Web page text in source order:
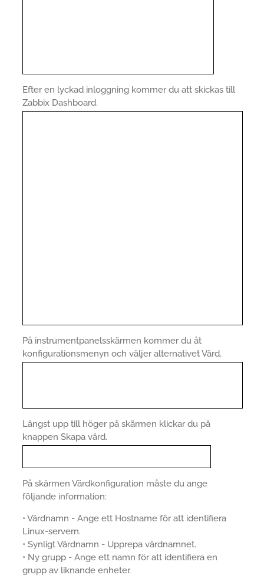
Efter en lyckad inloggning kommer du att skickas till
Zabbix Dashboard.
På instrumentpanelsskärmen kommer du åt
konfigurationsmenyn och väljer alternativet Värd.
Längst upp till höger på skärmen klickar du på
knappen Skapa värd.
På skärmen Värdkonfiguration måste du ange
följande information:
• Värdnamn - Ange ett Hostname för att identifiera
Linux-servern.
• Synligt Värdnamn - Upprepa värdnamnet.
• Ny grupp - Ange ett namn för att identifiera en
grupp av liknande enheter.